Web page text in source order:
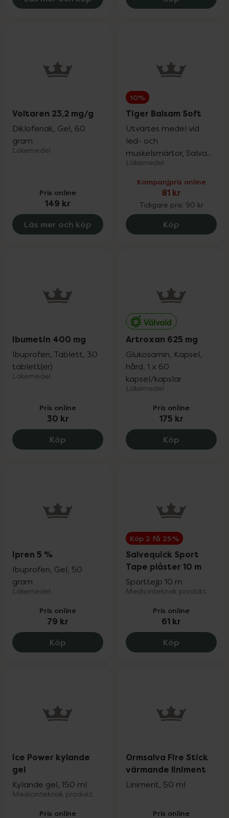
Voltaren 23,2 mg/g
Diklofenak, Gel, 60
gram
Läkemedel
Pris online
149 kr
Läs mer och köp
10%
Tiger Balsam Soft
Utvärtes medel vid
led- och
muskelsmärtor, Salva...
Läkemedel
Kampanjpris online
81 kr
Tidigare pris: 90 kr
Köp Tiger
Ibumetin 400 mg
Ibuprofen, Tablett, 30
tablett(er)
Läkemedel
Pris online
30 kr
Köp Ibumetin 400 mg, 30 kr.
Artroxan 625 mg
Glukosamin, Kapsel,
hård, 1 x 60
kapsel/kapslar
Läkemedel
Pris online
175 kr
Köp Artroxan
Ipren 5 %
Ibuprofen, Gel, 50
gram
Läkemedel
Pris online
79 kr
Köp Ipren 5 %, 79 kr.
Köp 2 få 25%
Salvequick Sport
Tape plåster 10 m
Sporttejp 10 m
Medicinteknisk produkt
Pris online
61 kr
Köp
Ice Power kylande
gel
Kylande gel, 150 ml
Medicinteknisk produkt
Pris online
Ormsalva Fire Stick
värmande liniment
Liniment, 50 ml
Pris online